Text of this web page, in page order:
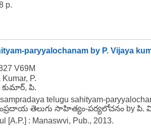
p.
paryyalochanam by P. Vijaya
V69M
P.
పి.
telugu sahityam-
తెలుగు సాహిత్యం-పర్యలోచనం by
[A.P.] : Manaswvi, Pub., 2013.